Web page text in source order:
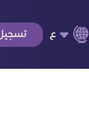
ع